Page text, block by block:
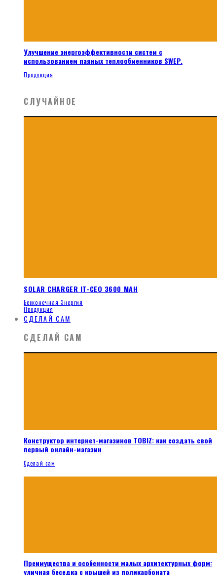
Улучшение энергоэффективности систем с
использованием паяных теплообменников SWEP.
Продукция
СЛУЧАЙНОЕ
SOLAR CHARGER IT-CEO 3600 MAH
Бесконечная Энергия
Продукция
СДЕЛАЙ САМ
СДЕЛАЙ САМ
Конструктор интернет-магазинов TOBIZ: как создать свой
первый онлайн-магазин
Сделай сам
Преимущества и особенности малых архитектурных форм:
уличная беседка с крышей из поликарбоната